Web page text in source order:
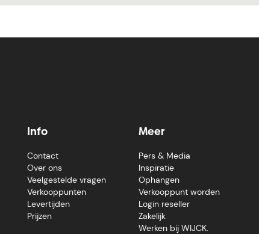
Info
Contact
Over ons
Veelgestelde vragen
Verkooppunten
Levertijden
Prijzen
Meer
Pers & Media
Inspiratie
Ophangen
Verkooppunt worden
Login reseller
Zakelijk
Werken bij WIJCK.